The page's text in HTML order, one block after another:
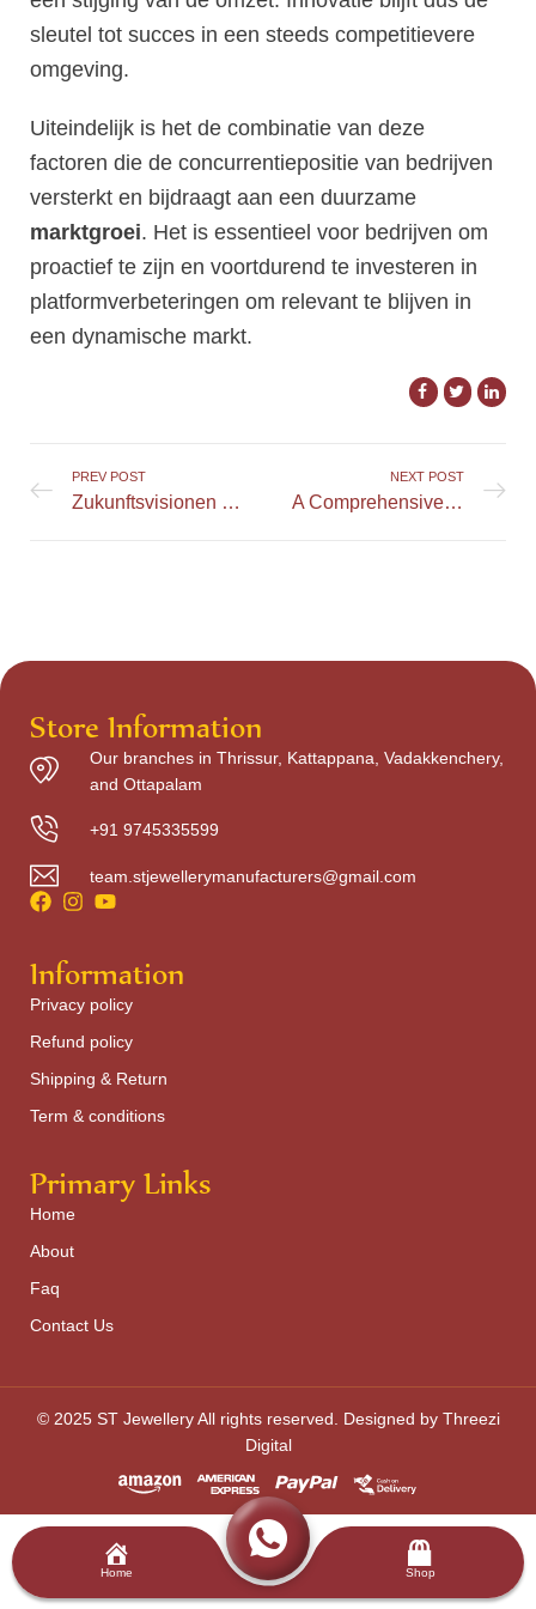
sleutel tot succes in een steeds competitievere
omgeving.
Uiteindelijk is het de combinatie van deze
factoren die de concurrentiepositie van bedrijven
versterkt en bijdraagt aan een duurzame
marktgroei. Het is essentieel voor bedrijven om
proactief te zijn en voortdurend te investeren in
platformverbeteringen om relevant te blijven in
een dynamische markt.
PREV POST
Zukunftsvisionen für den Online-Casino-Markt im Jahr 2026
NEXT POST
A Comprehensive Look at Gangstasino Casino Features for Aussie Players
Store Information
Our branches in Thrissur, Kattappana, Vadakkenchery,
and Ottapalam
+91 9745335599
team.stjewellerymanufacturers@gmail.com
Information
Privacy policy
Refund policy
Shipping & Return
Term & conditions
Primary Links
Home
About
Faq
Contact Us
© 2025 ST Jewellery All rights reserved. Designed by Threezi
Digital
Home Shop